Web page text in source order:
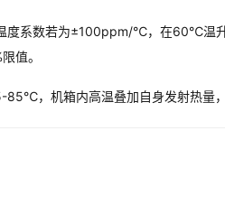
度系数若为±100ppm/℃，在60℃温
值。
，机箱内高温叠加自身发射热量